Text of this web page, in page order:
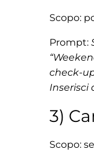
Scopo:
Prompt:
check-
Inserisci
3)
Scopo: